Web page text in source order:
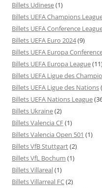
Billets Udinese(1)
Billets UEFA Champions
Billets UEFA Conference
Billets UEFA Euro 2024(9)
Billets UEFA Europa
Billets UEFA Europa League
Billets UEFA Ligue des
Billets UEFA Ligue des Nations
Billets UEFA Nations League
Billets Ukraine(2)
Billets Valencia CF(1)
Billets Valencia Open 501 (1)
Billets VfB Stuttgart(2)
Billets VfL Bochum (1)
Billets Villareal(1)
Billets Villarreal FC(2)